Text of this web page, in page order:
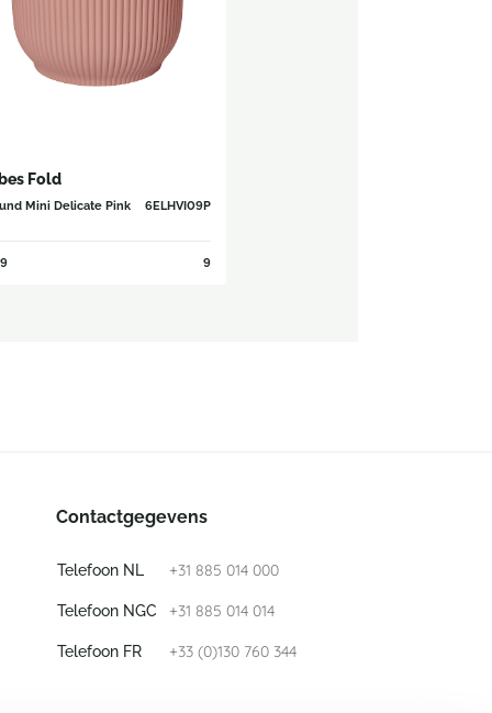
Fold
Mini Delicate Pink 6ELHVI09P
9 9
Contactgegevens
Telefoon NL +31 885 014 000
Telefoon NGC +31 885 014 014
Telefoon FR +33 (0)130 760 344